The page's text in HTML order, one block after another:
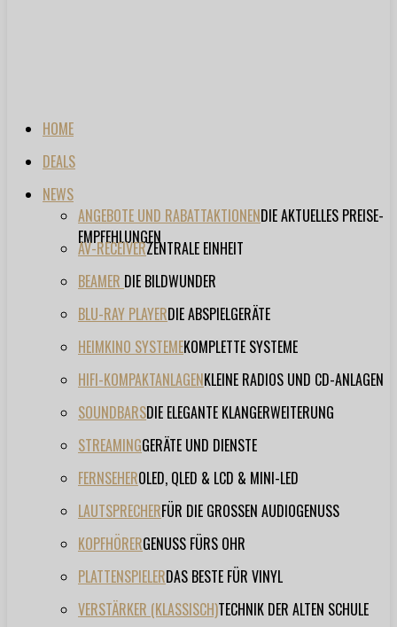
HOME
DEALS
NEWS
ANGEBOTE UND RABATTAKTIONENDIE AKTUELLES PREISE-
EMPFEHLUNGEN
AV-RECEIVERZENTRALE EINHEIT
BEAMER DIE BILDWUNDER
BLU-RAY PLAYERDIE ABSPIELGERÄTE
HEIMKINO SYSTEMEKOMPLETTE SYSTEME
HIFI-KOMPAKTANLAGENKLEINE RADIOS UND CD-ANLAGEN
SOUNDBARSDIE ELEGANTE KLANGERWEITERUNG
STREAMINGGERÄTE UND DIENSTE
FERNSEHEROLED, QLED & LCD & MINI-LED
LAUTSPRECHERFÜR DIE GROSSEN AUDIOGENUSS
KOPFHÖRERGENUSS FÜRS OHR
PLATTENSPIELERDAS BESTE FÜR VINYL
VERSTÄRKER (KLASSISCH)TECHNIK DER ALTEN SCHULE